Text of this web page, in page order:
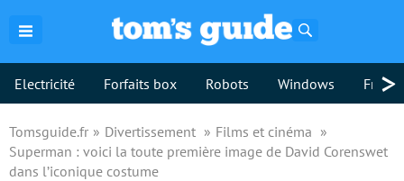
Electricité Forfaits box Robots Windows >
Tomsguide.fr Divertissement
Films et cinéma
Superman : voici la toute première image de David Corenswet
dans l’iconique costume